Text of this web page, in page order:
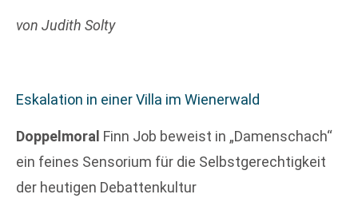
von Judith Solty
Eskalation in einer Villa im Wienerwald
Doppelmoral Finn Job beweist in „Damenschach“
ein feines Sensorium für die Selbstgerechtigkeit
der heutigen Debattenkultur